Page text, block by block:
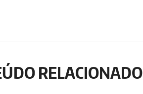
RELACIONADO